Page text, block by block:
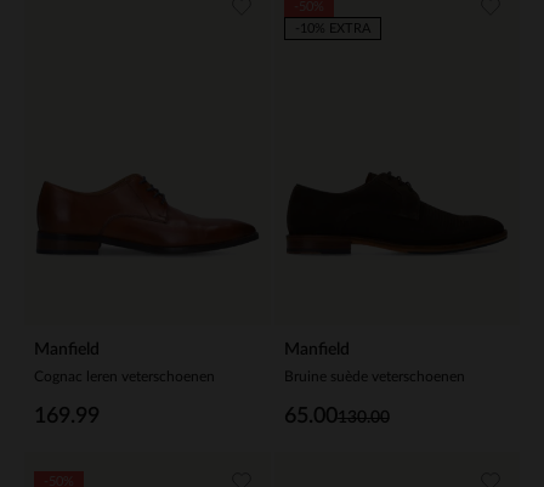
Manfield
Cognac leren veterschoenen
169.99
Manfield
Bruine suède veterschoenen
130.00
65.00
-10% EXTRA